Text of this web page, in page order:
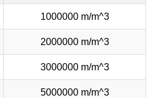
1000000 m/m^3
2000000 m/m^3
3000000 m/m^3
5000000 m/m^3